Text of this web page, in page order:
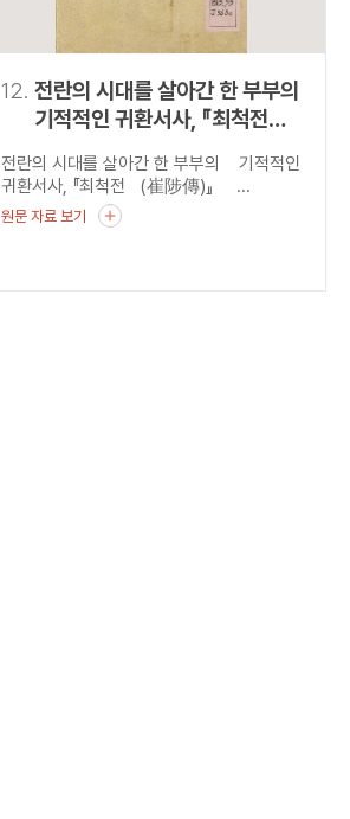
12. 전란의 시대를 살아간 한 부부의
기적적인 귀환서사, 『최척전
전란의 시대를 살아간 한 부부의 기적적인
귀환서사, 『최척전 (崔陟傳)』 ...
원문 자료 보기